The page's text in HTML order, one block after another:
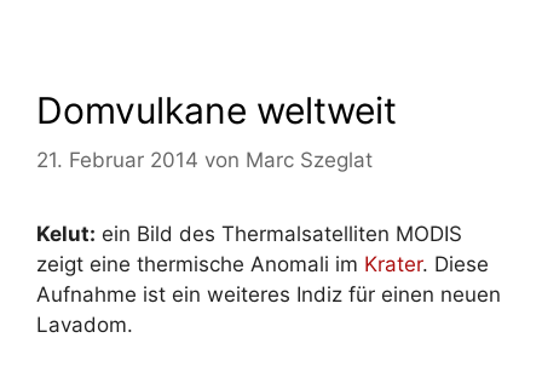
Domvulkane weltweit
21. Februar 2014 von Marc Szeglat
Kelut: ein Bild des Thermalsatelliten MODIS
zeigt eine thermische Anomali im Krater. Diese
Aufnahme ist ein weiteres Indiz für einen neuen
Lavadom.